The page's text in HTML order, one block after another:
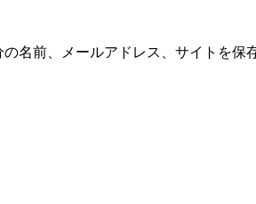
名前、メールアドレス、サイトを保